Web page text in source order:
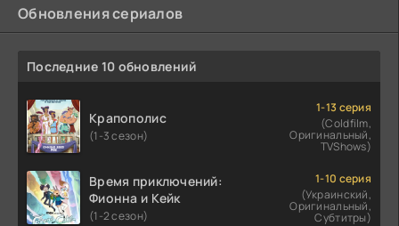
Обновления сериалов
Последние 10 обновлений
Крапополис
(1-3 сезон)
1-13 серия
(Coldfilm,
Оригинальный,
TVShows)
Время приключений:
Фионна и Кейк
(1-2 сезон)
1-10 серия
(Украинский,
Оригинальный,
Субтитры)